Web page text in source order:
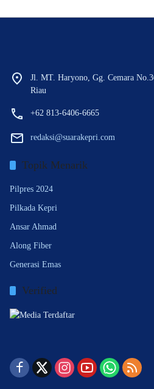
Jl. MT. Haryono, Gg. Cemara
Riau
+62 813-6406-6665
redaksi@suarakepri.com
Topik Menarik
Pilpres 2024
Pilkada Kepri
Ansar Ahmad
Along Fiber
Generasi Emas
Verified